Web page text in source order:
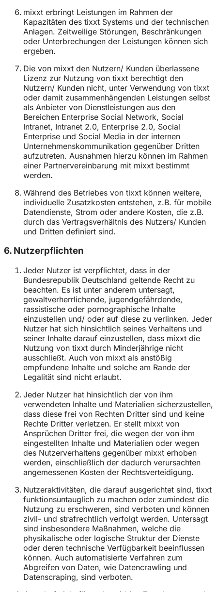
mixxt erbringt Leistungen im Rahmen der
Kapazitäten des tixxt Systems und der technischen
Anlagen. Zeitweilige Störungen, Beschränkungen
oder Unterbrechungen der Leistungen können sich
ergeben.
Die von mixxt den Nutzern/ Kunden überlassene
Lizenz zur Nutzung von tixxt berechtigt den
Nutzern/ Kunden nicht, unter Verwendung von tixxt
oder damit zusammenhängenden Leistungen selbst
als Anbieter von Dienstleistungen aus den
Bereichen Enterprise Social Network, Social
Intranet, Intranet 2.0, Enterprise 2.0, Social
Enterprise und Social Media in der internen
Unternehmenskommunikation gegenüber Dritten
aufzutreten. Ausnahmen hierzu können im Rahmen
einer Partnervereinbarung mit mixxt bestimmt
werden.
Während des Betriebes von tixxt können weitere,
individuelle Zusatzkosten entstehen, z.B. für mobile
Datendienste, Strom oder andere Kosten, die z.B.
durch das Vertragsverhältnis des Nutzers/ Kunden
und Dritten definiert sind.
6. Nutzerpflichten
Jeder Nutzer ist verpflichtet, dass in der
Bundesrepublik Deutschland geltende Recht zu
beachten. Es ist unter anderem untersagt,
gewaltverherrlichende, jugendgefährdende,
rassistische oder pornographische Inhalte
einzustellen und/ oder auf diese zu verlinken. Jeder
Nutzer hat sich hinsichtlich seines Verhaltens und
seiner Inhalte darauf einzustellen, dass mixxt die
Nutzung von tixxt durch Minderjährige nicht
ausschließt. Auch von mixxt als anstößig
empfundene Inhalte und solche am Rande der
Legalität sind nicht erlaubt.
Jeder Nutzer hat hinsichtlich der von ihm
verwendeten Inhalte und Materialien sicherzustellen,
dass diese frei von Rechten Dritter sind und keine
Rechte Dritter verletzen. Er stellt mixxt von
Ansprüchen Dritter frei, die wegen der von ihm
eingestellten Inhalte und Materialien oder wegen
des Nutzerverhaltens gegenüber mixxt erhoben
werden, einschließlich der dadurch verursachten
angemessenen Kosten der Rechtsverteidigung.
Nutzeraktivitäten, die darauf ausgerichtet sind, tixxt
funktionsuntauglich zu machen oder zumindest die
Nutzung zu erschweren, sind verboten und können
zivil- und strafrechtlich verfolgt werden. Untersagt
sind insbesondere Maßnahmen, welche die
physikalische oder logische Struktur der Dienste
oder deren technische Verfügbarkeit beeinflussen
können. Auch automatisierte Verfahren zum
Abgreifen von Daten, wie Datencrawling und
Datenscraping, sind verboten.